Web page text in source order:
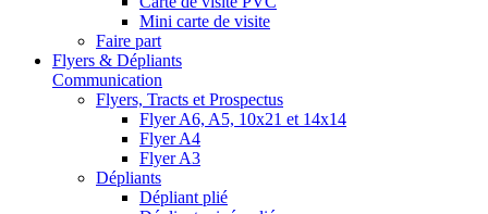
Mini carte de visite
Faire part
Flyers & Dépliants
Communication
Flyers, Tracts et Prospectus
Flyer A6, A5, 10x21 et 14x14
Flyer A4
Flyer A3
Dépliants
Dépliant plié